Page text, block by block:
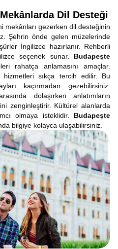
Dil Desteği
mekânları gezerken dil desteğinin
Şehrin önde gelen müzelerinde
İngilizce hazırlanır. Rehberli
seçenek sunar. Budapeşte
rahatça anlamasını amaçlar.
sıkça tercih edilir. Bu
kaçırmadan gezebilirsiniz.
dolaşırken anlatımların
zenginleştirir. Kültürel alanlarda
olmaya isteklidir. Budapeşte
bilgiye kolayca ulaşabilirsiniz.